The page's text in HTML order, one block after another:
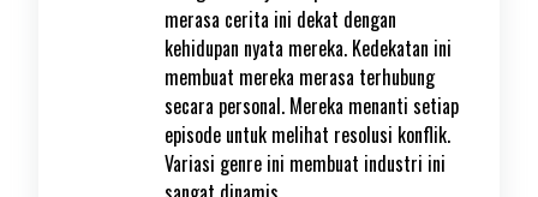
merasa cerita ini dekat dengan
kehidupan nyata mereka. Kedekatan ini
membuat mereka merasa terhubung
secara personal. Mereka menanti setiap
episode untuk melihat resolusi konflik.
Variasi genre ini membuat industri ini